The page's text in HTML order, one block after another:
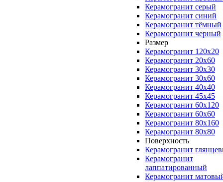
Керамогранит серый
Керамогранит синий
Керамогранит тёмный
Керамогранит черный
Размер
Керамогранит 120x20
Керамогранит 20x60
Керамогранит 30x30
Керамогранит 30x60
Керамогранит 40x40
Керамогранит 45x45
Керамогранит 60x120
Керамогранит 60x60
Керамогранит 80x160
Керамогранит 80x80
Поверхность
Керамогранит
Керамогранит
лаппатированный
Керамогранит